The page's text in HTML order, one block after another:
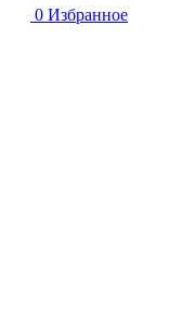
0 Избранное